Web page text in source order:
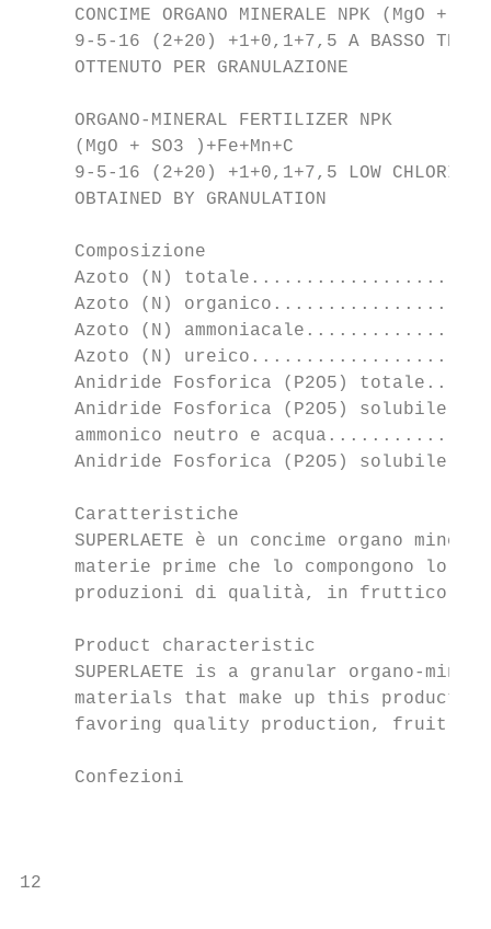
CONCIME ORGANO MINERALE NPK (MgO +
9-5-16 (2+20) +1+0,1+7,5 A BASSO
     OTTENUTO PER GRANULAZIONE
     ORGANO-MINERAL FERTILIZER NPK
     (MgO + SO3 )+Fe+Mn+C
9-5-16 (2+20) +1+0,1+7,5 LOW CHLORINE
     OBTAINED BY GRANULATION
Composizione
Azoto (N)
Azoto (N)
Azoto (N)
Azoto (N)
Anidride Fosforica (P2O5)
Anidride Fosforica (P2O5) solubile
ammonico neutro e
Anidride Fosforica (P2O5) solubile
     Caratteristiche
SUPERLAETE è un concime organo
materie prime che lo compongono lo
produzioni di qualità, in
     Product characteristic
SUPERLAETE is a granular organo-
materials that make up this product
favoring quality production, fruit
Confezioni
12